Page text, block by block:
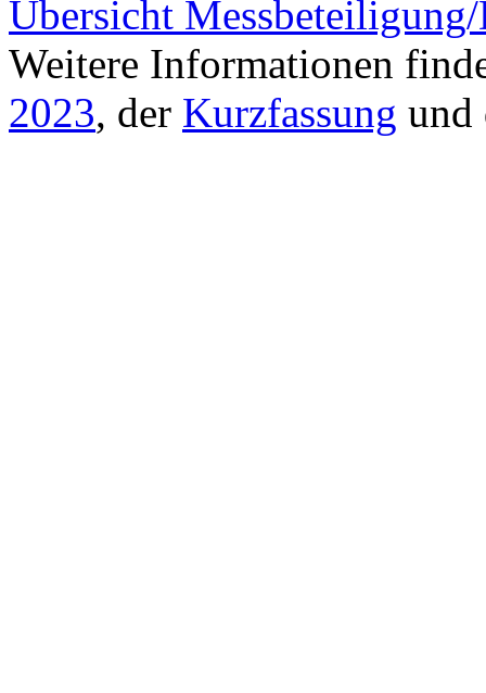
Übersicht
Weitere Informationen
2023, der Kurzfassung